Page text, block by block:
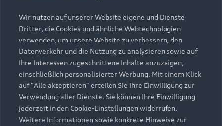
Alle Modelle
Modelle vergleichen
Elektromodelle
Plug-in-Hybride
Kaufen & leasen
Neuwagensuche
Gebrauchtwagensuche
Gebrauchtwagen
Finanzierung
Service & Zubehör
Saisonale Angebote
Audi Services
Garantie
Support
Kundenservice
Über Audi
Wir nutzen auf unserer Website eigene und Dienste
Dritter, die Cookies und ähnliche Webtechnologien
verwenden, um unsere Website zu verbessern, den
Datenverkehr und die Nutzung zu analysieren sowie auf
Ihre Interessen zugeschnittene Inhalte anzuzeigen,
einschließlich personalisierter Werbung. Mit einem Klick
auf "Alle akzeptieren" erteilen Sie Ihre Einwilligung zur
Verwendung aller Dienste. Sie können Ihre Einwilligung
jederzeit in den Cookie-Einstellungen widerrufen.
Weitere Informationen sowie konkrete Hinweise zur